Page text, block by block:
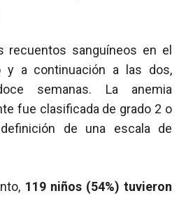
recuentos sanguíneos en el
y a continuación a las dos,
semanas. La anemia
fue clasificada de grado 2 o
de una escala de
119 niños (54%) tuvieron